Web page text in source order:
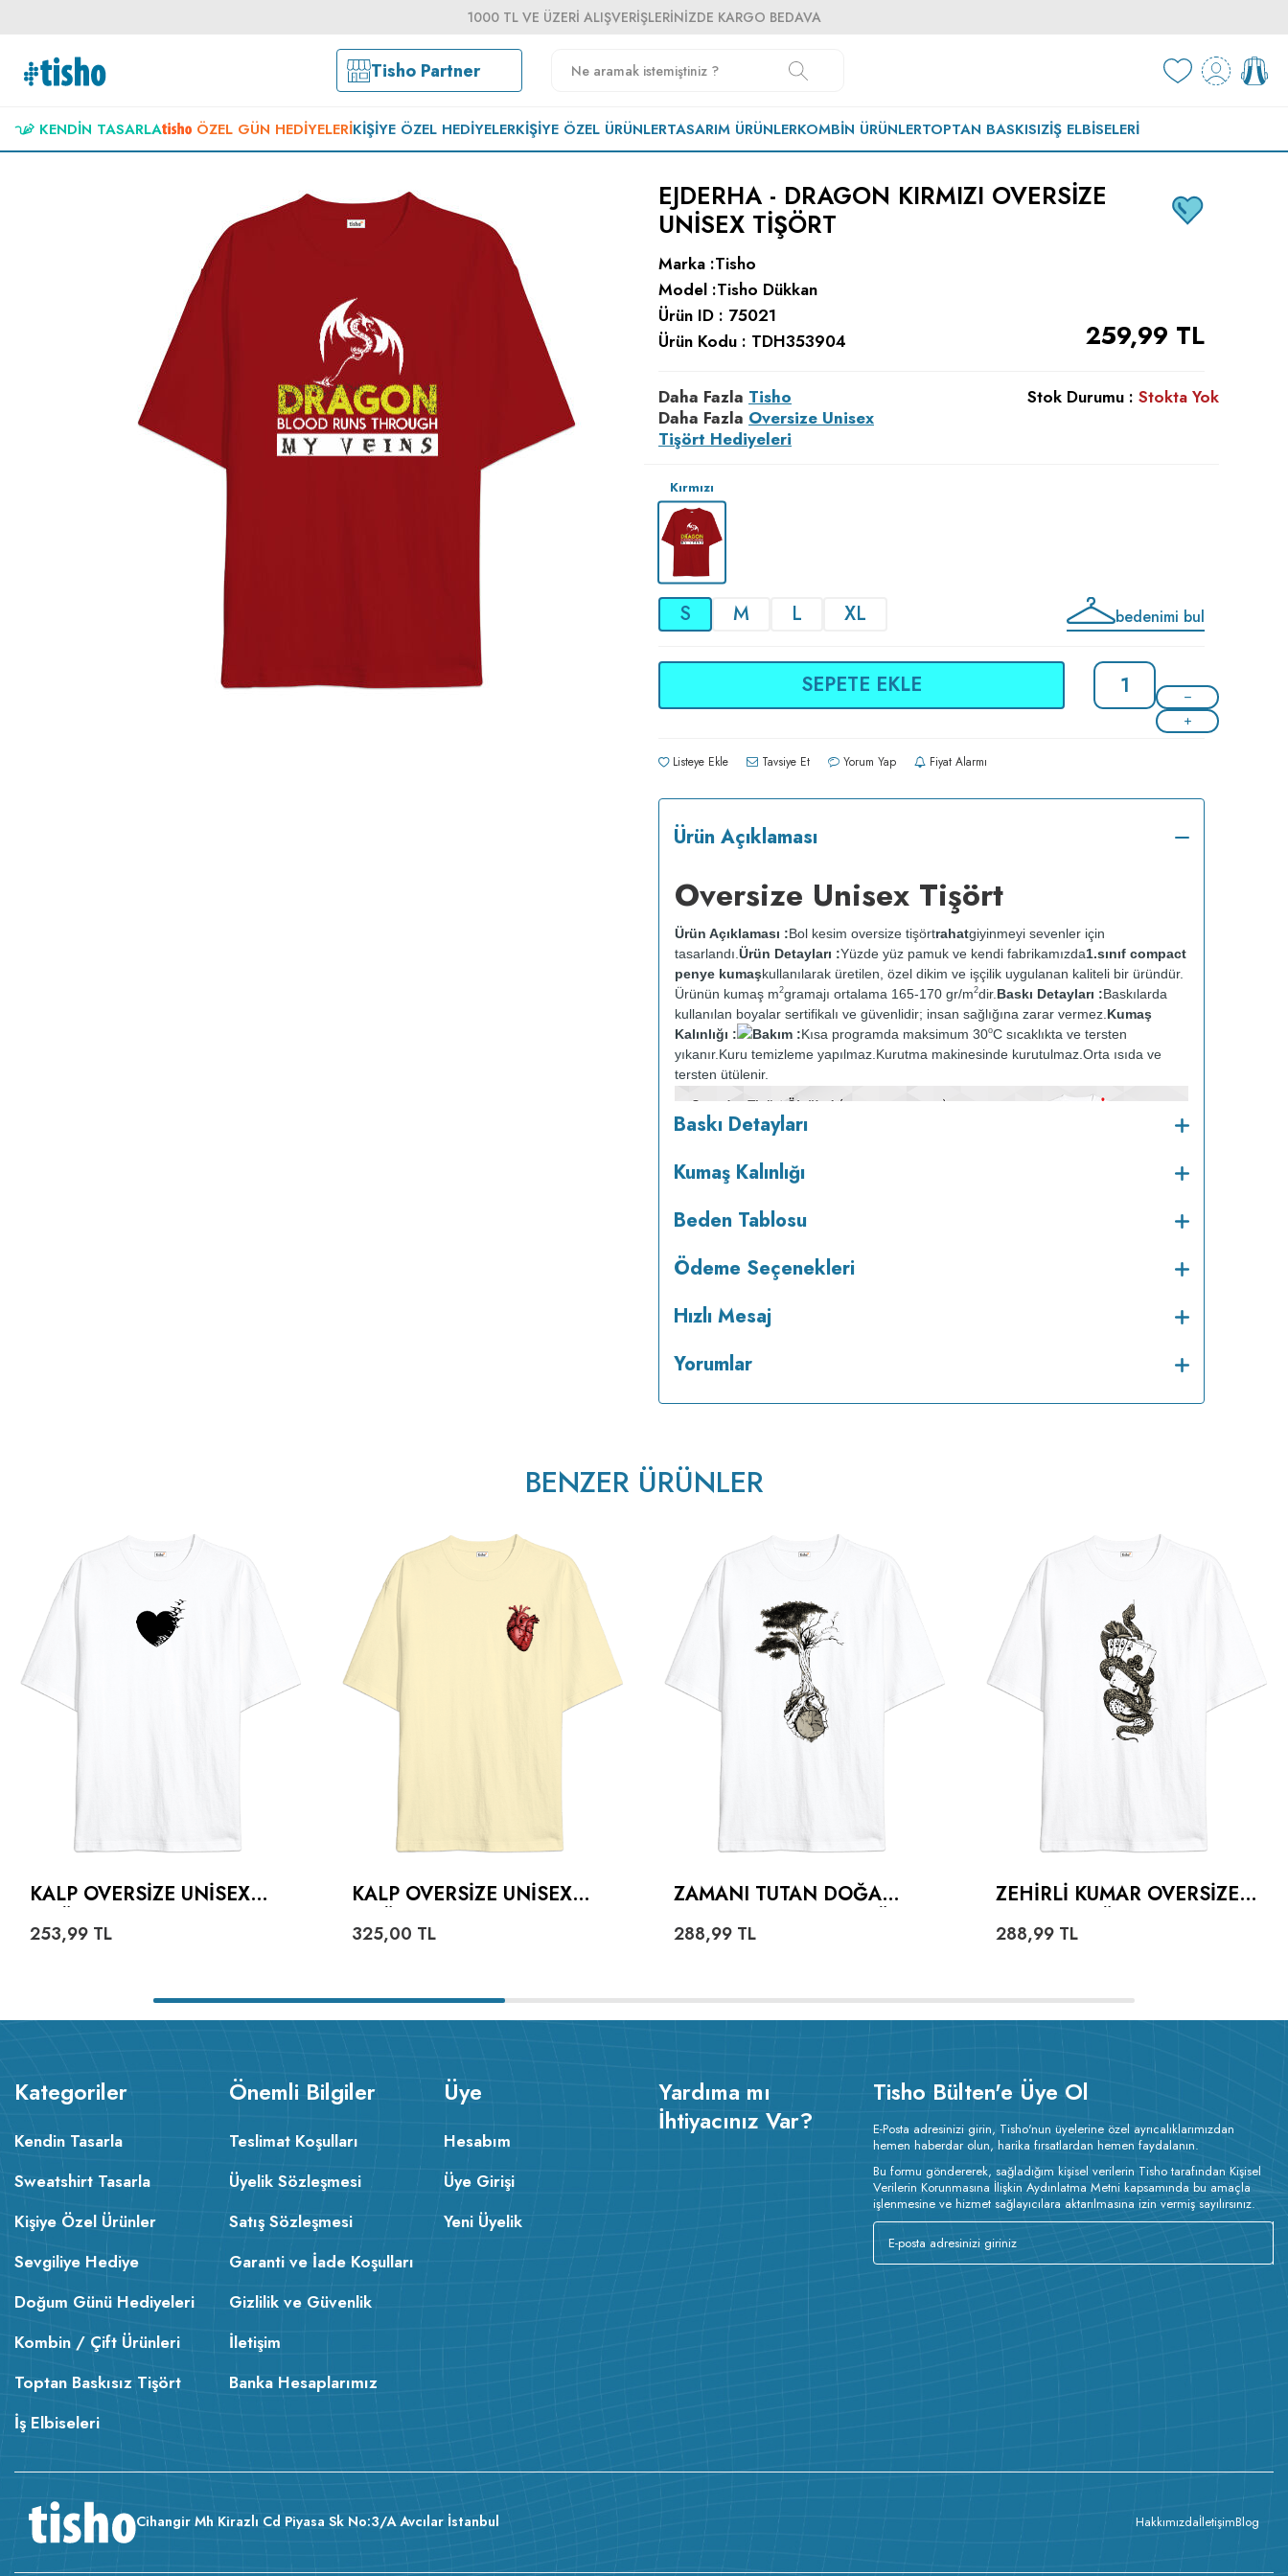
1000 TL VE ÜZERI ALIŞVERIŞLERINIZDE KARGO BEDAVA
Tisho Partner
KENDIN TASARLA ÖZEL GÜN HEDIYELERIKIŞIYE ÖZEL HEDIYELERKIŞIYE ÖZEL ÜRÜNLERTASARIM ÜRÜNLERKOMBIN ÜRÜNLERTOPTAN BASKISIZİŞ ELBISELERI
EJDERHA - DRAGON KIRMIZI OVERSIZE
UNISEX TIŞÖRT
Marka :Tisho
Model :Tisho Dükkan
Ürün ID : 75021
Ürün Kodu : TDH353904 259,99 TL
Daha Fazla Tisho
Daha Fazla Oversize Unisex
Tişört Hediyeleri
Stok Durumu : Stokta Yok
Kırmızı
S M L XL bedenimi bul
SEPETE EKLE
Listeye Ekle Tavsiye Et Yorum Yap Fiyat Alarmı
Ürün Açıklaması
Oversize Unisex Tişört
Ürün Açıklaması :Bol kesim oversize tişörtrahatgiyinmeyi sevenler için
tasarlandı. Ürün Detayları :Yüzde yüz pamuk ve kendi fabrikamızda1.sınıf compact
penye kumaşkullanılarak üretilen, özel dikim ve işçilik uygulanan kaliteli bir üründür.
Ürünün kumaş m2gramajı ortalama 165-170 gr/m2dir. Baskı Detayları :Baskılarda
kullanılan boyalar sertifikalı ve güvenlidir; insan sağlığına zarar vermez. Kumaş
Kalınlığı :
Bakım :Kısa programda maksimum 30oC sıcaklıkta ve tersten
yıkanır. Kuru temizleme yapılmaz. Kurutma makinesinde kurutulmaz. Orta ısıda ve
tersten ütülenir.
v233.25
Baskı Detayları
Kumaş Kalınlığı
Beden Tablosu
Ödeme Seçenekleri
Hızlı Mesaj
Yorumlar
BENZER ÜRÜNLER
KALP OVERSIZE UNISEX
253,99 TL
KALP OVERSIZE UNISEX
325,00 TL
ZAMANI TUTAN DOĞA
288,99 TL
ZEHIRLI KUMAR OVERSIZE
288,99 TL
Kategoriler
Kendin Tasarla
Sweatshirt Tasarla
Kişiye Özel Ürünler
Sevgiliye Hediye
Doğum Günü Hediyeleri
Kombin / Çift Ürünleri
Toptan Baskısız Tişört
İş Elbiseleri
Önemli Bilgiler
Teslimat Koşulları
Üyelik Sözleşmesi
Satış Sözleşmesi
Garanti ve İade Koşulları
Gizlilik ve Güvenlik
İletişim
Banka Hesaplarımız
Üye
Hesabım
Üye Girişi
Yeni Üyelik
Yardıma mı
İhtiyacınız Var?
Tisho Bülten'e Üye Ol
E-Posta adresinizi girin, Tisho'nun üyelerine özel ayrıcalıklarımızdan
hemen haberdar olun, harika fırsatlardan hemen faydalanın.
Bu formu göndererek, sağladığım kişisel verilerin Tisho tarafından Kişisel
Verilerin Korunmasına İlişkin Aydınlatma Metni kapsamında bu amaçla
işlenmesine ve hizmet sağlayıcılara aktarılmasına izin vermiş sayılırsınız.
Cihangir Mh Kirazlı Cd Piyasa Sk No:3/A Avcılar İstanbul HakkımızdaİletişimBlog